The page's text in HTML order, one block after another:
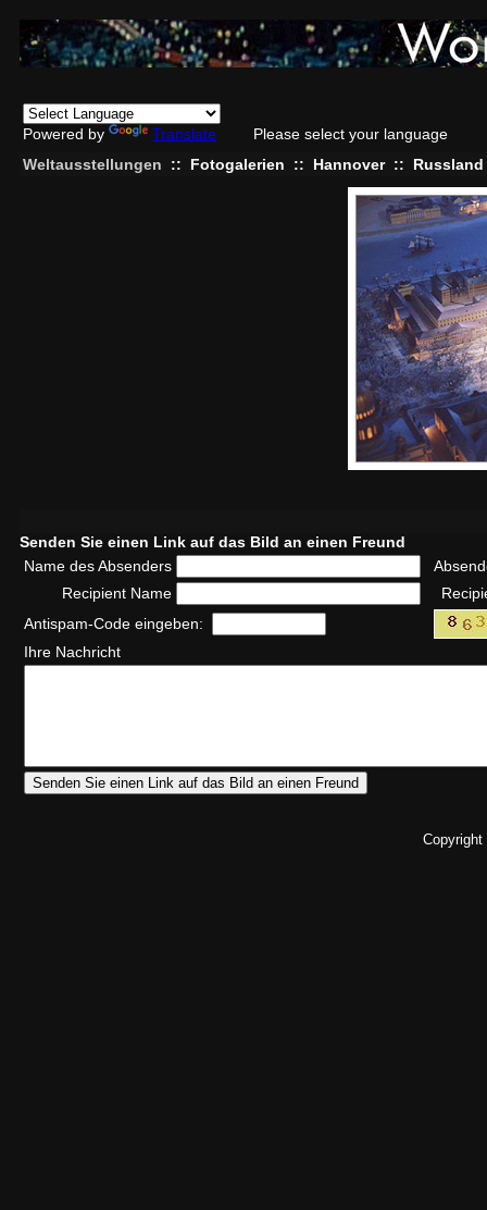
Powered by Translate
Please select your language
Weltausstellungen
:: Fotogalerien :: Hannover :: Russland
Senden Sie einen Link auf das Bild an einen Freund
Name des Absenders
Recipient Name
Antispam-Code eingeben:
Ihre Nachricht